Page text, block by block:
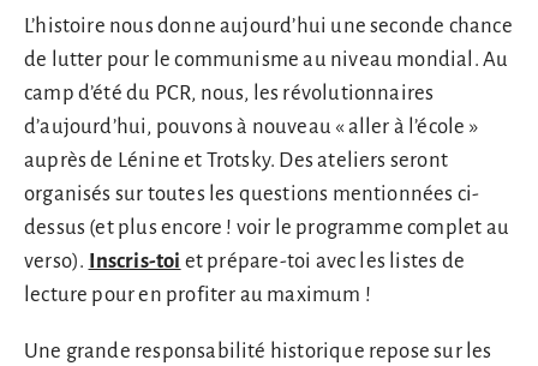
L’histoire nous donne aujourd’hui une seconde chance
de lutter pour le communisme au niveau mondial. Au
camp d’été du PCR, nous, les révolutionnaires
d’aujourd’hui, pouvons à nouveau « aller à l’école »
auprès de Lénine et Trotsky. Des ateliers seront
organisés sur toutes les questions mentionnées ci-
dessus (et plus encore ! voir le programme complet au
verso). Inscris-toi et prépare-toi avec les listes de
lecture pour en profiter au maximum !
Une grande responsabilité historique repose sur les